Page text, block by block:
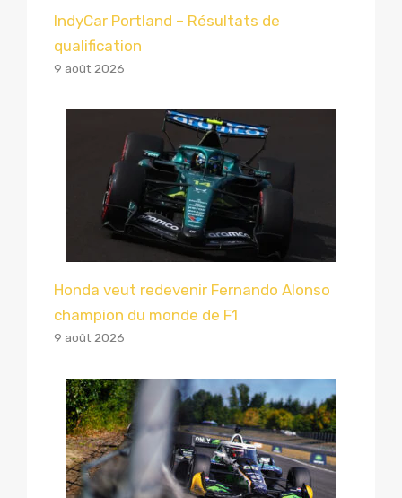
IndyCar Portland – Résultats de
qualification
9 août 2026
Honda veut redevenir Fernando Alonso
champion du monde de F1
9 août 2026